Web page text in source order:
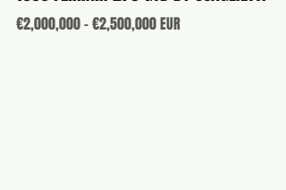
€2,000,000 - €2,500,000 EUR